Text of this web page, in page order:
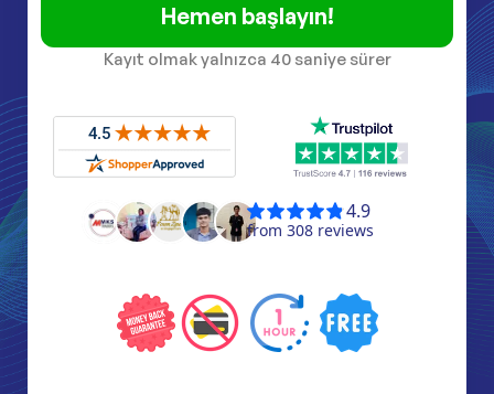
Hemen başlayın!
Kayıt olmak yalnızca 40 saniye sürer